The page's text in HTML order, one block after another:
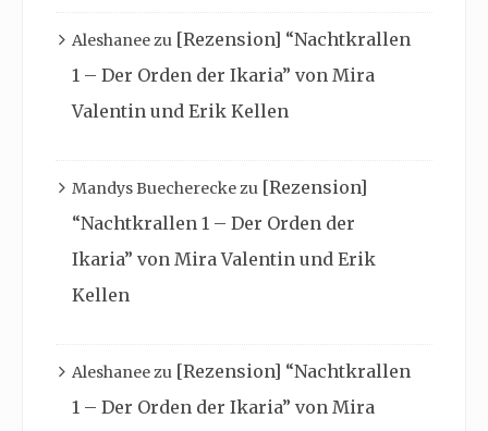
Aleshaneezu [Rezension] “Nachtkrallen
1 – Der Orden der Ikaria” von Mira
Valentin und Erik Kellen
Mandys Buechereckezu [Rezension]
“Nachtkrallen 1 – Der Orden der
Ikaria” von Mira Valentin und Erik
Kellen
Aleshaneezu [Rezension] “Nachtkrallen
1 – Der Orden der Ikaria” von Mira